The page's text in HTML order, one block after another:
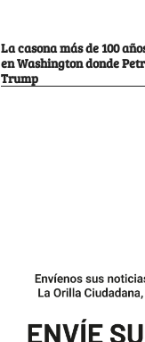
La casona más de 100
en Washington donde
Trump